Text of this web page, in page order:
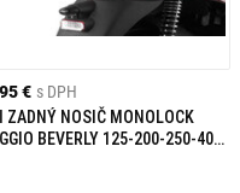
€ s DPH
ZADNÝ NOSIČ MONOLOCK
BEVERLY 125-200-250-400-